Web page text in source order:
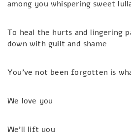
among you whispering sweet
To heal the hurts and lingering
down with guilt and shame
You’ve not been forgotten is
We love you
We’ll lift you